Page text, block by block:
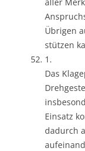
Übrigen
stützen
1.
Das
Einsatz
dadurch